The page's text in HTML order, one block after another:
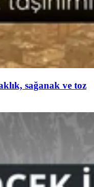
sağanak ve toz